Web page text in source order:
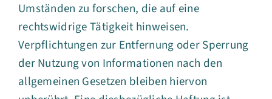
Umständen zu forschen, die auf eine
rechtswidrige Tätigkeit hinweisen.
Verpflichtungen zur Entfernung oder Sperrung
der Nutzung von Informationen nach den
allgemeinen Gesetzen bleiben hiervon